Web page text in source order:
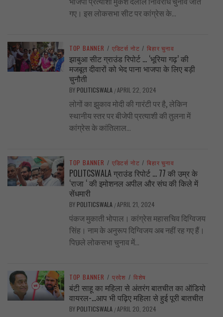
गए। इस लोकसभा सीट पर कांग्रेस के...
TOP BANNER / एडिटर्स नोट / बिहार चुनाव
झाबुआ सीट ग्राउंड रिपोर्ट … ‘भूरिया गढ़’ की
मजबूत दीवारों को भेद पाना भाजपा के लिए बड़ी
चुनौती
BY POLITICSWALA /APRIL 22, 2024
लोगों का झुकाव मोदी की गारंटी पर है, लेकिन
स्थानीय स्तर पर बीजेपी प्रत्याशी की तुलना में
कांग्रेस के कांतिलाल...
TOP BANNER / एडिटर्स नोट / बिहार चुनाव
POLITCSWALA ग्राउंड रिपोर्ट … 77 की उम्र के
‘राजा ‘ की इमोशनल अपील और संघ की किले में
सेंधमारी
BY POLITICSWALA /APRIL 21, 2024
पंकज मुकाती भोपाल। कांग्रेस महासचिव दिग्विजय
सिंह। नाम के अनुरूप दिग्विजय अब नहीं रह गए हैं।
पिछले लोकसभा चुनाव में...
TOP BANNER / प्रदेश / विशेष
बंटी साहू का महिला से अंतरंग बातचीत का ऑडियो
वायरल-…आप भी पढ़िए महिला से हुई पूरी बातचीत
BY POLITICSWALA /APRIL 20, 2024